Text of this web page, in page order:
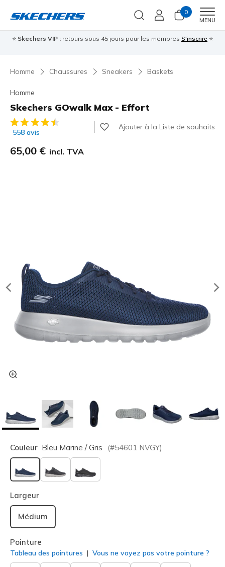
0
MENU
⭐ Skechers VIP : retours sous 45 jours pour les membres S'inscrire ⭐
Homme Chaussures Sneakers Baskets
Homme
Skechers GOwalk Max - Effort
Évaluation client 4,7 sur 5
558 avis
Ajouter à la Liste de souhaits
65,00 € incl. TVA
Couleur Bleu Marine / Gris (#54601 NVGY)
sélectionné
Largeur
Médium
Pointure
Tableau des pointures Vous ne voyez pas votre pointure ?